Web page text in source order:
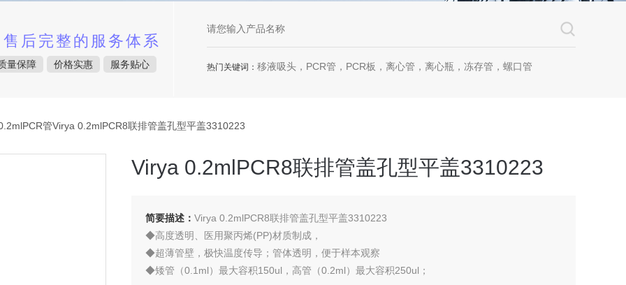
后完整的服务体系
量保障 价格实惠 服务贴心 热门关键词： 移液吸头，PCR管，PCR板，离心管，离心瓶，冻存管，螺口管
管Virya 0.2mlPCR8联排管盖孔型平盖3310223
Virya 0.2mlPCR8联排管盖孔型平盖3310223
简要描述： Virya 0.2mlPCR8联排管盖孔型平盖3310223
◆高度透明、医用聚丙烯(PP)材质制成，
◆超薄管壁，极快温度传导；管体透明，便于样本观察
◆矮管（0.1ml）最大容积150ul，高管（0.2ml）最大容积250ul；